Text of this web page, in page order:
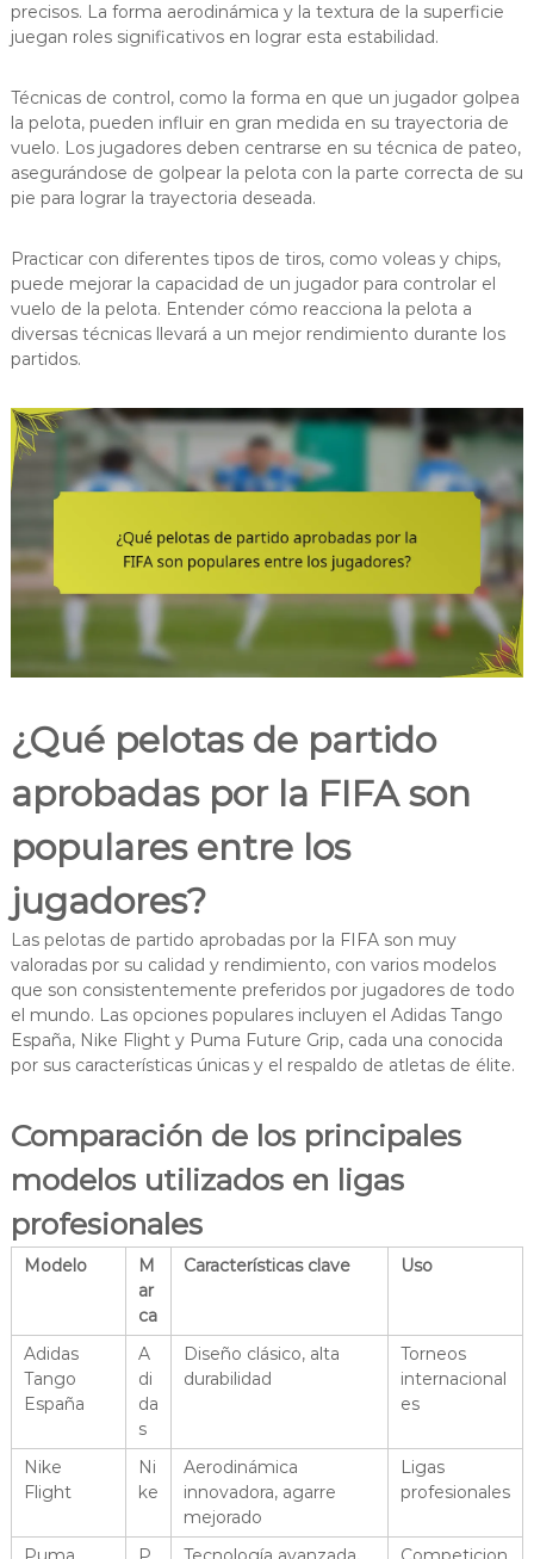
precisos. La forma aerodinámica y la textura de la superficie
juegan roles significativos en lograr esta estabilidad.
Técnicas de control, como la forma en que un jugador golpea
la pelota, pueden influir en gran medida en su trayectoria de
vuelo. Los jugadores deben centrarse en su técnica de pateo,
asegurándose de golpear la pelota con la parte correcta de su
pie para lograr la trayectoria deseada.
Practicar con diferentes tipos de tiros, como voleas y chips,
puede mejorar la capacidad de un jugador para controlar el
vuelo de la pelota. Entender cómo reacciona la pelota a
diversas técnicas llevará a un mejor rendimiento durante los
partidos.
¿Qué pelotas de partido
aprobadas por la FIFA son
populares entre los
jugadores?
Las pelotas de partido aprobadas por la FIFA son muy
valoradas por su calidad y rendimiento, con varios modelos
que son consistentemente preferidos por jugadores de todo
el mundo. Las opciones populares incluyen el Adidas Tango
España, Nike Flight y Puma Future Grip, cada una conocida
por sus características únicas y el respaldo de atletas de élite.
Comparación de los principales
modelos utilizados en ligas
profesionales
Modelo
M
ar
ca
Características clave Uso
Adidas
Tango
España
A
di
da
s
Diseño clásico, alta
durabilidad
Torneos
internacional
es
Nike
Flight
Ni
ke
Aerodinámica
innovadora, agarre
mejorado
Ligas
profesionales